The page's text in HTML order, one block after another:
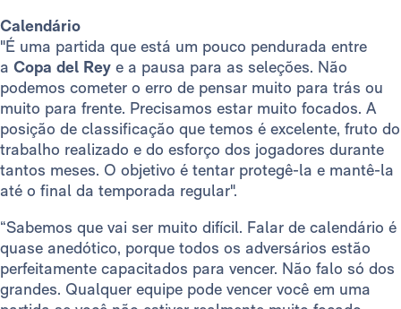
Calendário
"É uma partida que está um pouco pendurada entre
a Copa del Rey e a pausa para as seleções. Não
podemos cometer o erro de pensar muito para trás ou
muito para frente. Precisamos estar muito focados. A
posição de classificação que temos é excelente, fruto do
trabalho realizado e do esforço dos jogadores durante
tantos meses. O objetivo é tentar protegê-la e mantê-la
até o final da temporada regular".
“Sabemos que vai ser muito difícil. Falar de calendário é
quase anedótico, porque todos os adversários estão
perfeitamente capacitados para vencer. Não falo só dos
grandes. Qualquer equipe pode vencer você em uma